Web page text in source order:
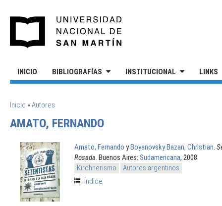
INICIO BIBLIOGRAFÍAS INSTITUCIONAL LINKS
SE ENCUENTRA USTED AQUÍ
Inicio »Autores
AMATO, FERNANDO
Amato, Fernando yBoyanovsky Bazan, Christian
Rosada . Buenos Aires: Sudamericana, 2008.
Kirchnerismo
Autores argentinos
Índice